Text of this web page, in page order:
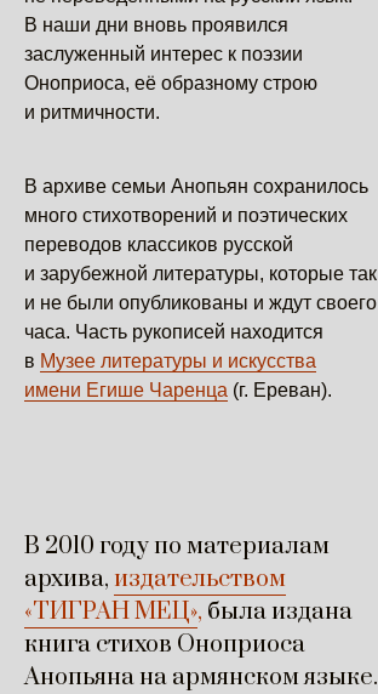
В наши дни вновь проявился
заслуженный интерес к поэзии
Оноприоса, её образному строю
и ритмичности.
В архиве семьи Анопьян сохранилось
много стихотворений и поэтических
переводов классиков русской
и зарубежной литературы, которые так
и не были опубликованы и ждут своего
часа. Часть рукописей находится
в Музее литературы и искусства
имени Егише Чаренца (г. Ереван).
В 2010 году по материалам
архива, издательством
«ТИГРАН МЕЦ», была издана
книга стихов Оноприоса
Анопьяна на армянском языке.